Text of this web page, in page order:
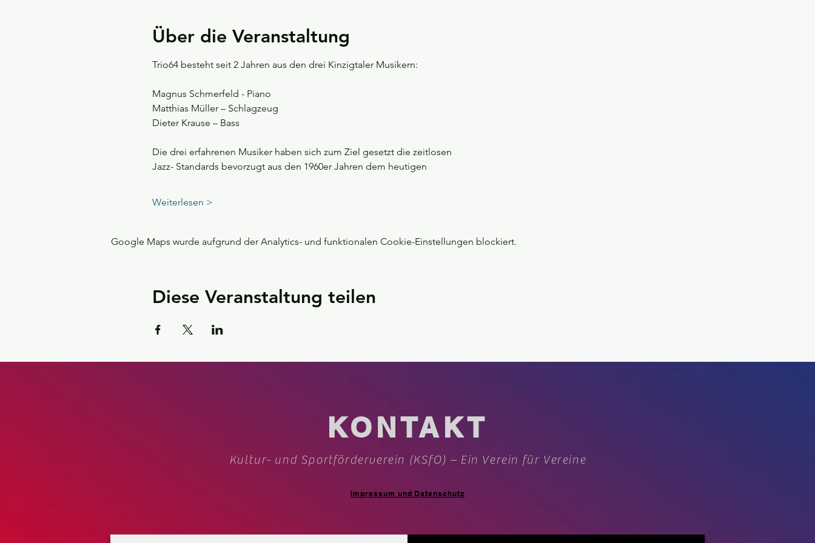
Über die Veranstaltung
Trio64 besteht seit 2 Jahren aus den drei Kinzigtaler Musikern:
Magnus Schmerfeld - Piano
Matthias Müller – Schlagzeug
Dieter Krause – Bass
Die drei erfahrenen Musiker haben sich zum Ziel gesetzt die zeitlosen
Jazz- Standards bevorzugt aus den 1960er Jahren dem heutigen
Weiterlesen >
Google Maps wurde aufgrund der Analytics- und funktionalen Cookie-Einstellungen blockiert.
Diese Veranstaltung teilen
KONTAKT
Kultur- und Sportförderverein (KSfO) – Ein Verein für Vereine
Impressum und Datenschutz